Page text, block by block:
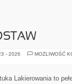
- 2026
MOŻLIWOŚĆ
Lakierowania to